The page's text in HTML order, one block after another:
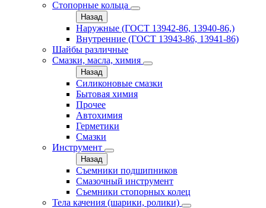
Стопорные кольца
Назад
Наружные (ГОСТ 13942-86, 13940-86,)
Внутренние (ГОСТ 13943-86, 13941-86)
Шайбы различные
Смазки, масла, химия
Назад
Силиконовые смазки
Бытовая химия
Прочее
Автохимия
Герметики
Смазки
Инструмент
Назад
Съемники подшипников
Смазочный инструмент
Съемники стопорных колец
Тела качения (шарики, ролики)